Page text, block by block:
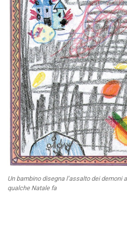
Un bambino disegna l’assalto dei demoni
qualche Natale fa